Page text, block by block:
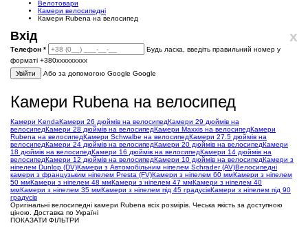
Велотовари
Камери велосипедні
Камери Rubena на велосипед
x
Вхід
Телефон *
Будь ласка, введіть правильний номер у
форматі +380ххххххххх
Увійти
Або за допомогою Google Google
Камери Rubena на велосипед
Камери KendaКамери 26 дюймів на велосипедКамери 29 дюймів на
велосипедКамери 28 дюймів на велосипедКамери Maxxis на велосипедКамери
Rubena на велосипедКамери Schwalbe на велосипедКамери 27.5 дюймів на
велосипедКамери 24 дюймів на велосипедКамери 20 дюймів на велосипедКамери
18 дюймів на велосипедКамери 16 дюймів на велосипедКамери 14 дюймів на
велосипедКамери 12 дюймів на велосипедКамери 10 дюймів на велосипедКамери з
ніпелем Dunlop (DV)Камери з Автомобільним ніпелем Schrader (AV)Велосипедні
камери з французьким ніпелем Presta (FV)Камери з ніпелем 60 ммКамери з ніпелем
50 ммКамери з ніпелем 48 ммКамери з ніпелем 47 ммКамери з ніпелем 40
ммКамери з ніпелем 35 ммКамери з ніпелем під 45 градусівКамери з ніпелем під 90
градусів
Оригінальні велосипедні камери Rubena всіх розмірів. Чеська якість за доступною
ціною. Доставка по Україні
ПОКАЗАТИ ФІЛЬТРИ